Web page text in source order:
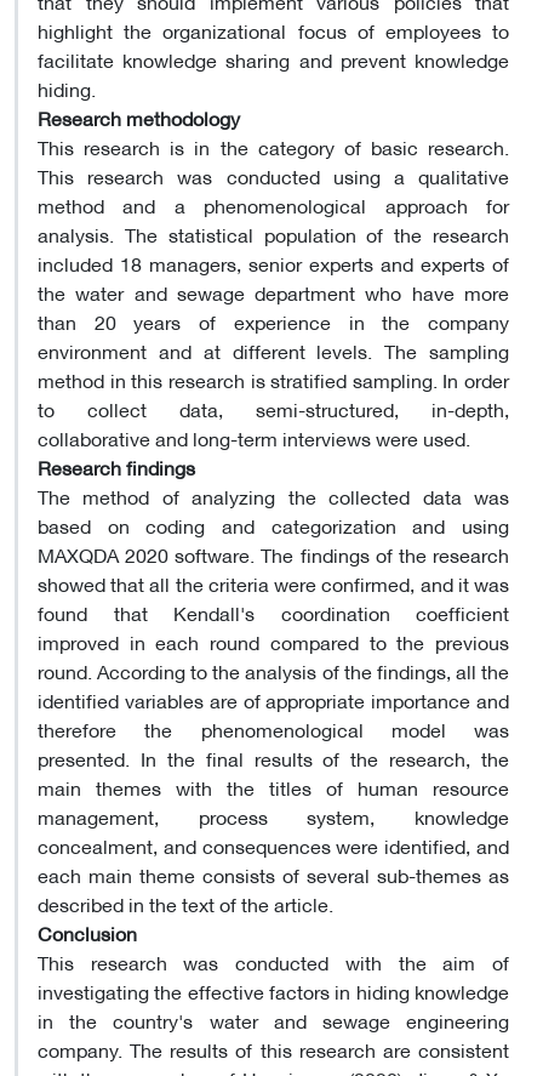
highlight the organizational focus of employees to
facilitate knowledge sharing and prevent knowledge
hiding.
Research methodology
This research is in the category of basic research.
This research was conducted using a qualitative
method and a phenomenological approach for
analysis. The statistical population of the research
included 18 managers, senior experts and experts of
the water and sewage department who have more
than 20 years of experience in the company
environment and at different levels. The sampling
method in this research is stratified sampling. In order
to collect data, semi-structured, in-depth,
collaborative and long-term interviews were used.
Research findings
The method of analyzing the collected data was
based on coding and categorization and using
MAXQDA 2020 software. The findings of the research
showed that all the criteria were confirmed, and it was
found that Kendall's coordination coefficient
improved in each round compared to the previous
round. According to the analysis of the findings, all the
identified variables are of appropriate importance and
therefore the phenomenological model was
presented. In the final results of the research, the
main themes with the titles of human resource
management, process system, knowledge
concealment, and consequences were identified, and
each main theme consists of several sub-themes as
described in the text of the article.
Conclusion
This research was conducted with the aim of
investigating the effective factors in hiding knowledge
in the country's water and sewage engineering
company. The results of this research are consistent